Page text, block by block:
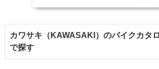
カワサキ（KAWASAKI）のバイクカタ
で探す